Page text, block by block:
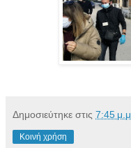
Δημοσιεύτηκε στις 7:45 μ.μ.
Κοινή χρήση